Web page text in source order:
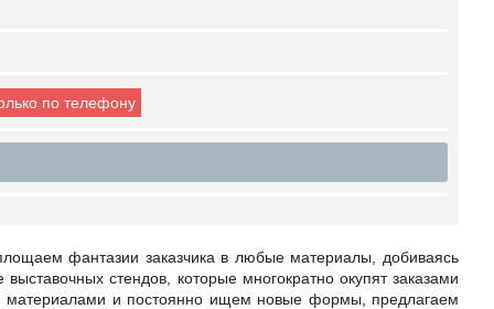
по телефону
фантазии заказчика в любые материалы, добиваясь
стендов, которые многократно окупят заказами
материалами и постоянно ищем новые формы, предлагаем